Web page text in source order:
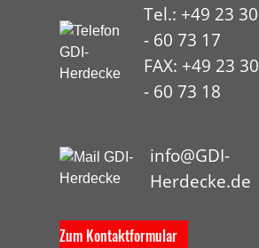
Tel.: +49 23 30
- 60 73 17
FAX: +49 23 30
- 60 73 18
info@GDI-
Herdecke.de
Zum Kontaktformular